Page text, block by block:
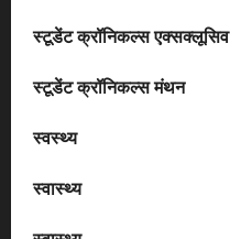
स्टूडेंट क्रॉनिकल्स एक्सक्लूसिव
स्टूडेंट क्रॉनिकल्स मंथन
स्वस्थ्य
स्वास्थ्य